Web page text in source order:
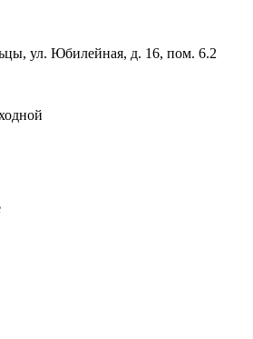
ул. Юбилейная, д. 16, пом. 6.2